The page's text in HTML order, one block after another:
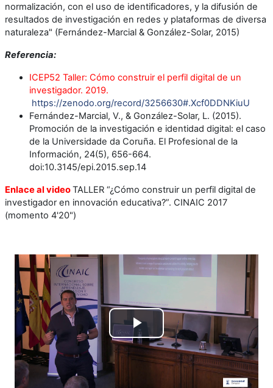
normalización, con el uso de identificadores, y la difusión de
resultados de investigación en redes y plataformas de diversa
naturaleza" (Fernández-Marcial & González-Solar, 2015)
Referencia:
ICEP52 Taller: Cómo construir el perfil digital de un
investigador. 2019.
https://zenodo.org/record/3256630#.Xcf0DDNKiuU
Fernández-Marcial, V., & González-Solar, L. (2015).
Promoción de la investigación e identidad digital: el caso
de la Universidade da Coruña. El Profesional de la
Información, 24(5), 656-664.
doi:10.3145/epi.2015.sep.14
Enlace al videoTALLER “¿Cómo construir un perfil digital de
investigador en innovación educativa?”. CINAIC 2017
(momento 4'20")
Reproducir
Vídeo